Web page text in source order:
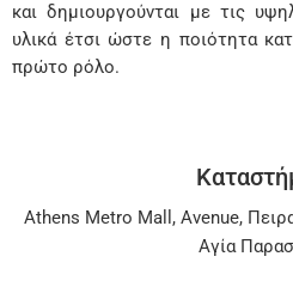
και δημιουργούνται με τις
υλικά έτσι ώστε η ποιότητα
πρώτο ρόλο.
Athens Metro Mall , Avenue,
Αγία